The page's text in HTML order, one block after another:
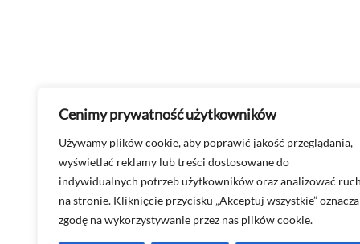
Cenimy prywatność użytkowników
Używamy plików cookie, aby poprawić jakość przeglądania,
wyświetlać reklamy lub treści dostosowane do
indywidualnych potrzeb użytkowników oraz analizować
na stronie. Kliknięcie przycisku „Akceptuj wszystkie” oznacza
zgodę na wykorzystywanie przez nas plików cookie.